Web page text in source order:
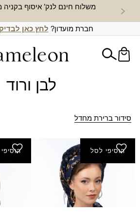
משלוח חינם לנק’ איסוף בקניה מעל
חברת מועדון? לחץ כאן
לבן ורוד
סידור ברירת מחדל
הוסיפי לסל
מטפחת אמיר